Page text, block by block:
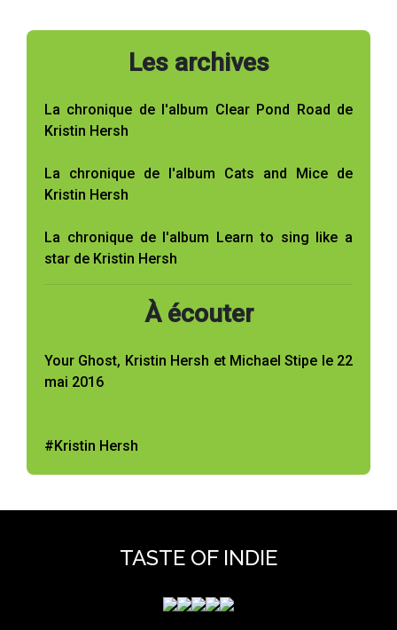
Les archives
La chronique de l'album Clear Pond Road de
Kristin Hersh
La chronique de l'album Cats and Mice de
Kristin Hersh
La chronique de l'album Learn to sing like a
star de Kristin Hersh
À écouter
Your Ghost, Kristin Hersh et Michael Stipe le 22
mai 2016
#Kristin Hersh
TASTE OF INDIE